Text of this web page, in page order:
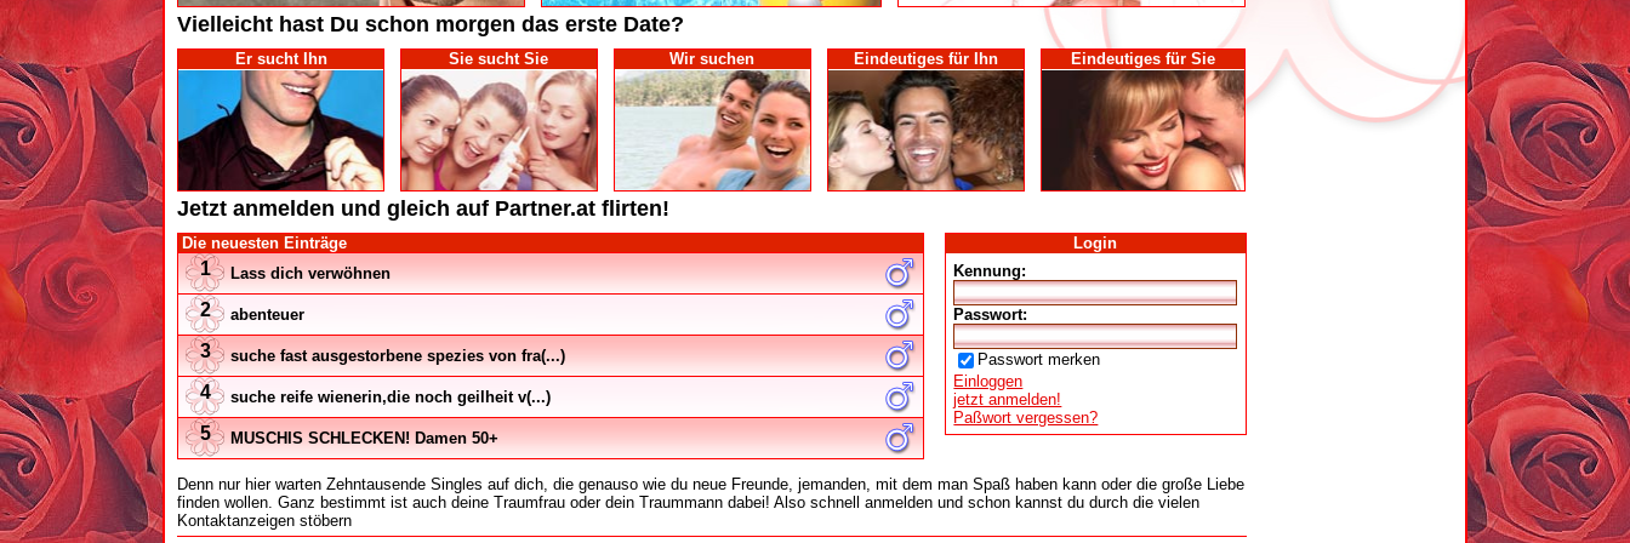
Vielleicht hast Du schon morgen das erste Date?
Er sucht Ihn Sie sucht Sie Wir suchen Eindeutiges für Ihn Eindeutiges für Sie
Jetzt anmelden und gleich auf Partner.at flirten!
Die neuesten Einträge
1 Lass dich verwöhnen
2 abenteuer
3 suche fast ausgestorbene spezies von fra(...)
4 suche reife wienerin,die noch geilheit v(...)
5 MUSCHIS SCHLECKEN! Damen 50+
Login
Kennung:
Passwort:
Passwort merken
Einloggen
jetzt anmelden!
Paßwort vergessen?
Denn nur hier warten Zehntausende Singles auf dich, die genauso wie du neue Freunde, jemanden, mit dem man Spaß haben kann oder die große Liebe
finden wollen. Ganz bestimmt ist auch deine Traumfrau oder dein Traummann dabei! Also schnell anmelden und schon kannst du durch die vielen
Kontaktanzeigen stöbern